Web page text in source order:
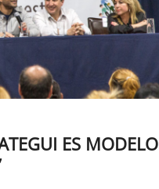
ES MODELO